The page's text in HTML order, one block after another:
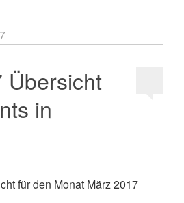
Übersicht
in
für den Monat März 2017